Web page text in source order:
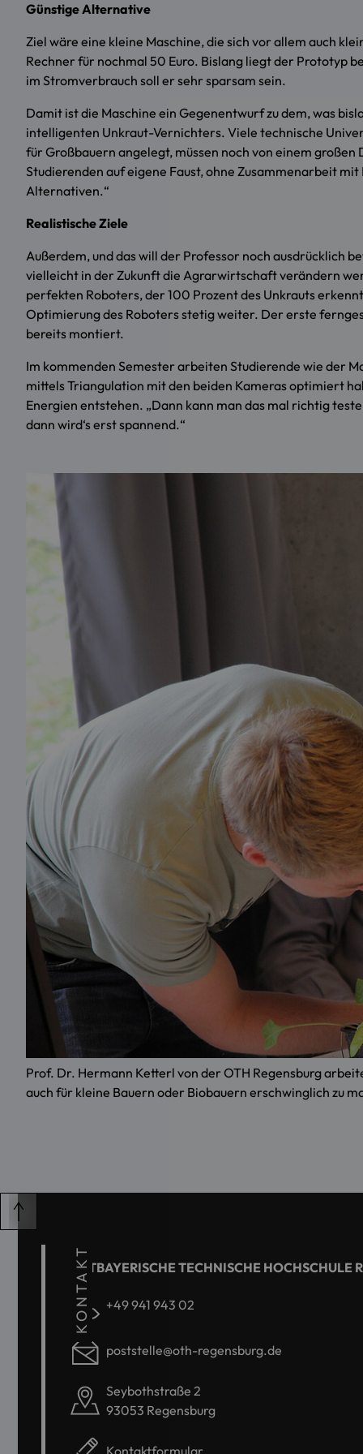
Günstige Alternative
Ziel wäre eine kleine Maschine, die sich vor allem auch
Rechner für nochmal 50 Euro. Bislang liegt der Prototyp
im Stromverbrauch soll er sehr sparsam sein.
Damit ist die Maschine ein Gegenentwurf zu dem, was
intelligenten Unkraut-Vernichters. Viele technische
für Großbauern angelegt, müssen noch von einem
Studierenden auf eigene Faust, ohne Zusammenarbeit
Alternativen.“
Realistische Ziele
Außerdem, und das will der Professor noch ausdrücklich
vielleicht in der Zukunft die Agrarwirtschaft verändern
perfekten Roboters, der 100 Prozent des Unkrauts
Optimierung des Roboters stetig weiter. Der erste
bereits montiert.
Im kommenden Semester arbeiten Studierende wie der
mittels Triangulation mit den beiden Kameras optimiert
Energien entstehen. „Dann kann man das mal richtig
dann wird‘s erst spannend.“
Prof. Dr. Hermann Ketterl von der OTH Regensburg
auch für kleine Bauern oder Biobauern erschwinglich zu
KONTAKT
OSTBAYERISCHE TECHNISCHE HOCHSCHULE
+49 941 943 02
poststelle@oth-regensburg.de
Seybothstraße 2
93053 Regensburg